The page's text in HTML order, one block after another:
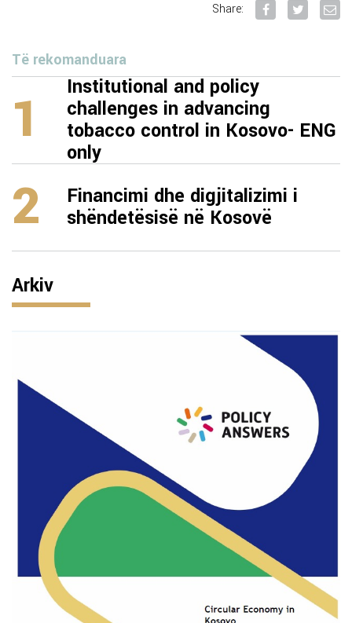
Share:
Të rekomanduara
1
Institutional and policy
challenges in advancing
tobacco control in Kosovo- ENG
only
2
Financimi dhe digjitalizimi i
shëndetësisë në Kosovë
Arkiv